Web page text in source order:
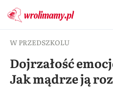
W PRZEDSZKOLU
Dojrzałość
Jak mądrze ją